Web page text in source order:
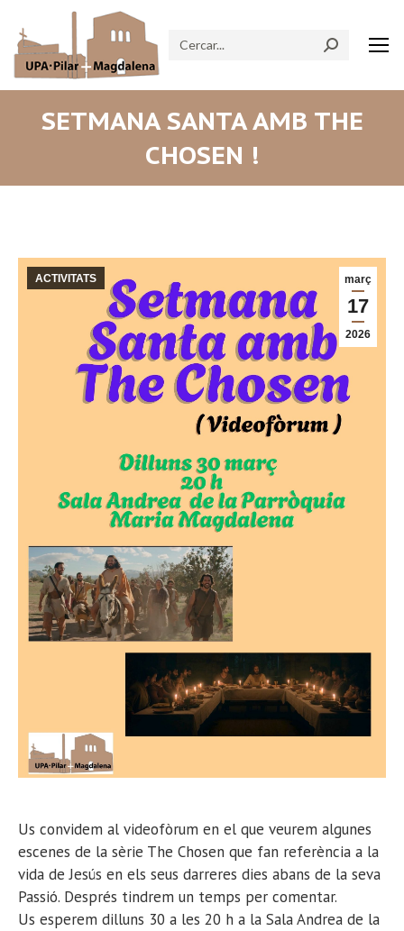
Search:
SETMANA SANTA AMB THE
CHOSEN !
març
17
2026
ACTIVITATS
Us convidem al videofòrum en el que veurem algunes
escenes de la sèrie The Chosen que fan referència a la
vida de Jesús en els seus darreres dies abans de la seva
Passió. Després tindrem un temps per comentar.
Us esperem dilluns 30 a les 20 h a la Sala Andrea de la